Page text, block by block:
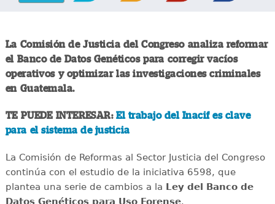
La Comisión de Justicia del Congreso analiza reformar
el Banco de Datos Genéticos para corregir vacíos
operativos y optimizar las investigaciones criminales
en Guatemala.
TE PUEDE INTERESAR:El trabajo del Inacif es clave
para el sistema de justicia
La Comisión de Reformas al Sector Justicia del Congreso
continúa con el estudio de la iniciativa 6598, que
plantea una serie de cambios a la Ley del Banco de
Datos Genéticos para Uso Forense.